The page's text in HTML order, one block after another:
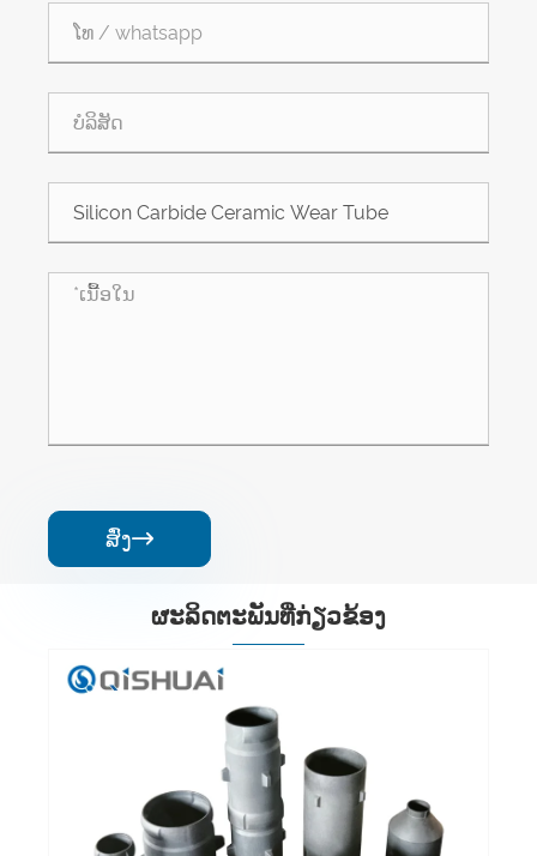
ສົ່ງ
ຜະ​ລິດ​ຕະ​ພັນ​ທີ່​ກ່ຽວ​ຂ້ອງ